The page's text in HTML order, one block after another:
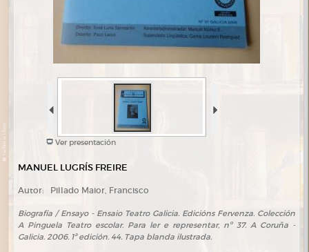
Ver presentación
MANUEL LUGRÍS FREIRE
Autor: Pillado Maior, Francisco
Biografía / Ensayo - Ensaio Teatro Galicia. Edicións Fervenza. Colección
A Pinguela Teatro escolar. Para ler e representar, nº 37. A Coruña -
Galicia. 2006. 1ª edición. 44. Tapa blanda ilustrada.